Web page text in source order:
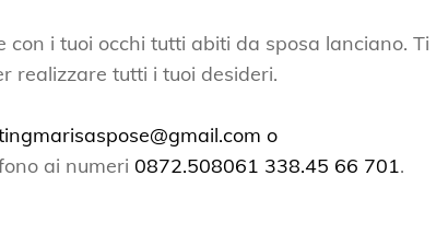
i tuoi occhi tutti abiti da sposa lanciano. Ti
realizzare tutti i tuoi desideri.
o
ai numeri 0872.508061 338.45 66 701.